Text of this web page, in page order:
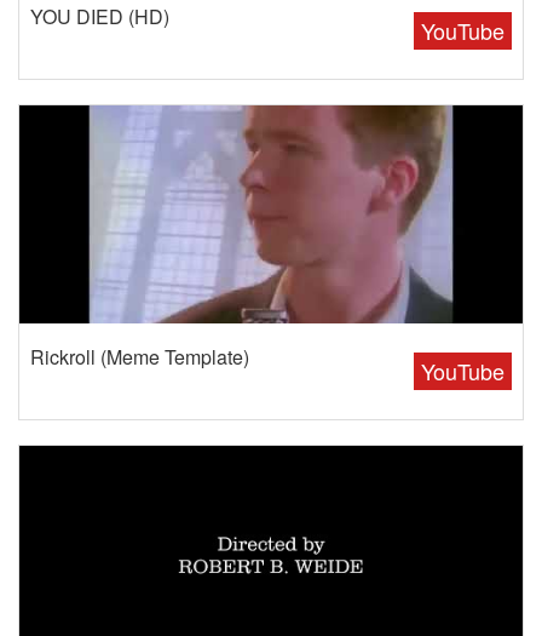
YouTube
YOU DIED (HD)
YouTube
Rickroll (Meme Template)